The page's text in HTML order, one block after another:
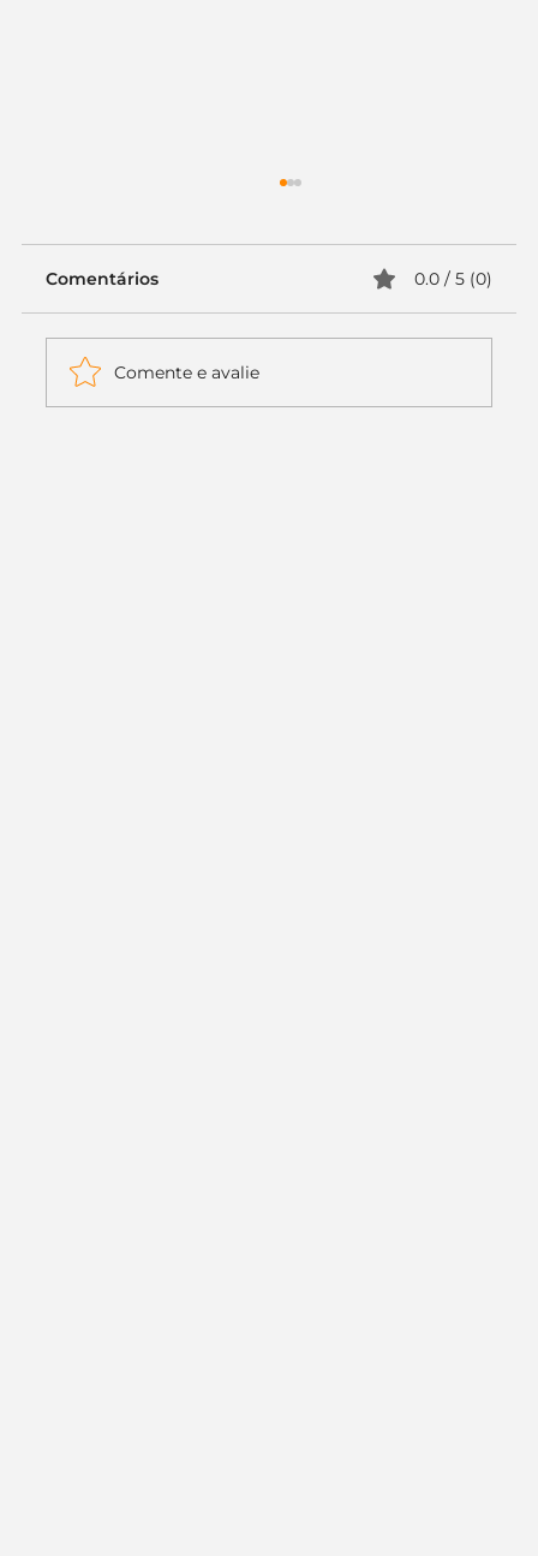
Comentários 0.0 / 5 (0)
Comente e avalie